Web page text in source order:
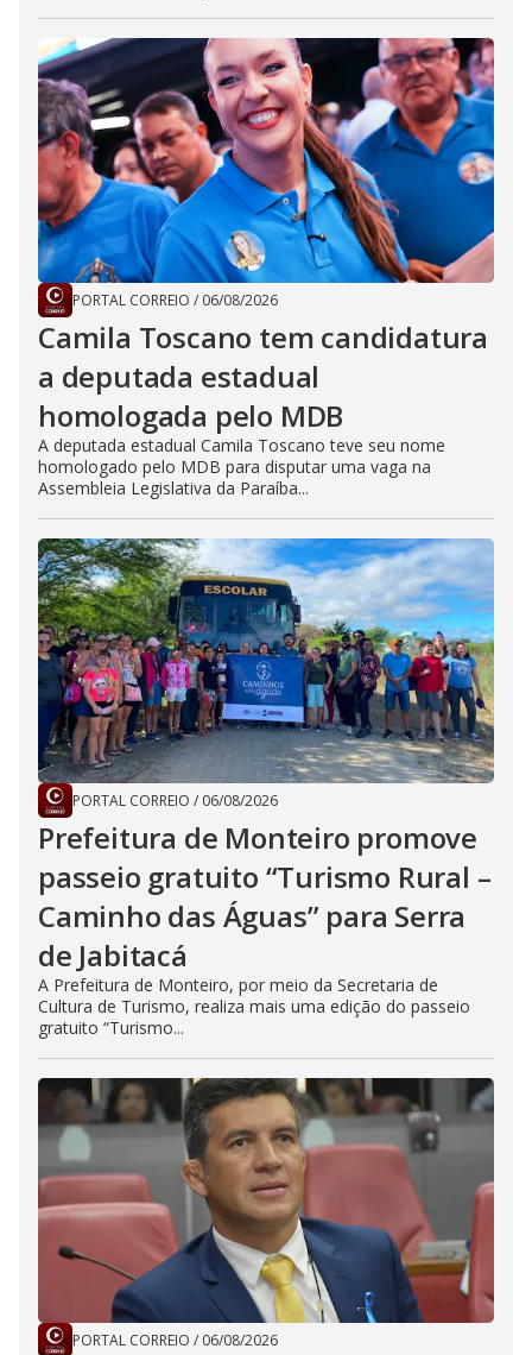
PORTAL CORREIO / 06/08/2026
Camila Toscano tem candidatura
a deputada estadual
homologada pelo MDB
A deputada estadual Camila Toscano teve seu nome
homologado pelo MDB para disputar uma vaga na
Assembleia Legislativa da Paraíba...
PORTAL CORREIO / 06/08/2026
Prefeitura de Monteiro promove
passeio gratuito “Turismo Rural –
Caminho das Águas” para Serra
de Jabitacá
A Prefeitura de Monteiro, por meio da Secretaria de
Cultura de Turismo, realiza mais uma edição do passeio
gratuito “Turismo...
PORTAL CORREIO / 06/08/2026